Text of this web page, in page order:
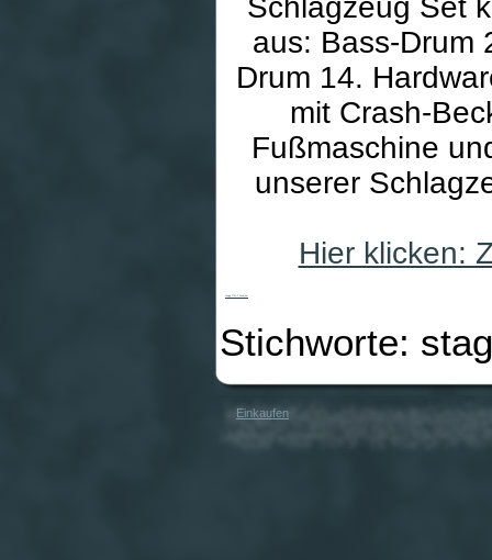
Schlagzeug Set
aus: Bass-Drum
Drum 14.
mit Crash-
Fußmaschine
unserer
Hier klicken:
Stichworte:
Einkaufen